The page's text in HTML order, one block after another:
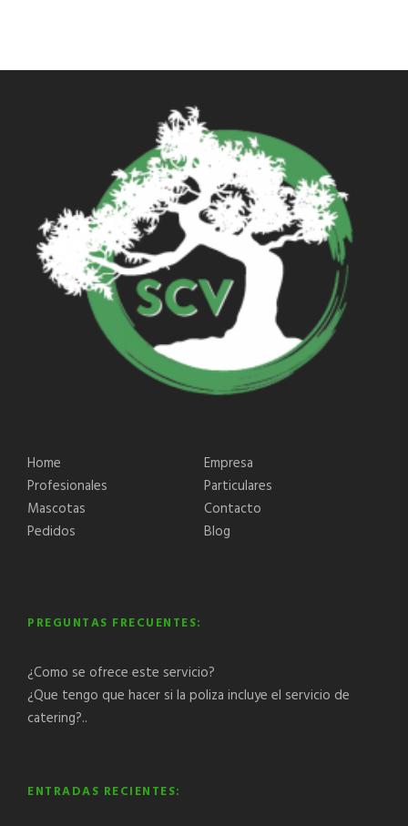
Home
Empresa
Profesionales
Particulares
Mascotas
Contacto
Pedidos
Blog
PREGUNTAS FRECUENTES:
¿Como se ofrece este servicio?
¿Que tengo que hacer si la poliza incluye el servicio de
catering?..
ENTRADAS RECIENTES: